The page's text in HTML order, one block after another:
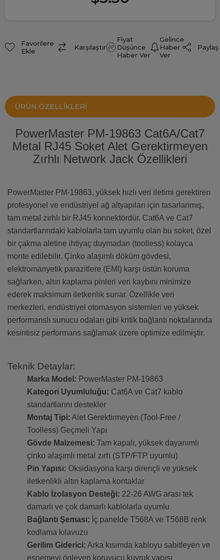
Favorilere
Ekle
Karşılaştır
Fiyat
Düşünce
Haber Ver
Gelince
Haber
Ver
Paylaş
ÜRÜN ÖZELLIKLERI
PowerMaster PM-19863 Cat6A/Cat7
Metal RJ45 Soket Alet Gerektirmeyen
Zırhlı Network Jack Özellikleri
PowerMaster PM-19863, yüksek hızlı veri iletimi gerektiren
profesyonel ve endüstriyel ağ altyapıları için tasarlanmış,
tam metal zırhlı bir RJ45 konnektördür. Cat6A ve Cat7
standartlarındaki kablolarla tam uyumlu olan bu soket, özel
bir çakma aletine ihtiyaç duymadan (toolless) kolayca
monte edilebilir. Çinko alaşımlı döküm gövdesi,
elektromanyetik parazitlere (EMI) karşı üstün koruma
sağlarken, altın kaplama pinleri veri kaybını minimize
ederek maksimum iletkenlik sunar. Özellikle veri
merkezleri, endüstriyel otomasyon sistemleri ve yüksek
performanslı sunucu odaları gibi kritik bağlantı noktalarında
kesintisiz performans sağlamak üzere optimize edilmiştir.
Teknik Detaylar:
Marka Model: PowerMaster PM-19863
Kategori Uyumluluğu: Cat6A ve Cat7 kablo
standartlarını destekler
Montaj Tipi: Alet Gerektirmeyen (Tool-Free /
Toolless) Geçmeli Yapı
Gövde Malzemesi: Tam kapalı, yüksek dayanımlı
çinko alaşımlı metal zırh (STP/FTP uyumlu)
Pin Yapısı: Oksidasyona karşı dirençli ve yüksek
iletkenlikli altın kaplama kontaklar
Kablo İzolasyon Desteği: 22-26 AWG arası tek
damarlı ve çok damarlı kablolarla uyumlu
Bağlantı Şeması: İç panelde T568A ve T568B renk
kodlama kılavuzu
Gerilim Giderici: Arka kısımda kabloyu sabitleyen ve
esnemeyi önleyen koruyucu kuyruk yapısı